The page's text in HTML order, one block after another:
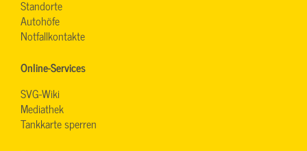
Standorte
Autohöfe
Notfallkontakte
Online-Services
SVG-Wiki
Mediathek
Tankkarte sperren